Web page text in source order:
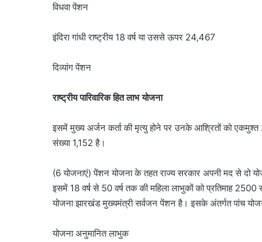
विधवा पेंशन
इंदिरा गांधी राष्ट्रीय 18 वर्ष या उससे ऊपर 24,467
दिव्यांग पेंशन
राष्ट्रीय पारिवारिक हित लाभ योजना
इसमें मुख्य अर्जन कर्ता की मृत्यु होने पर उनके आश्रितों को
संख्या 1,152 है।
(6 योजनाएं) पेंशन योजना के तहत राज्य सरकार अपनी मद से दो
इसमें 18 वर्ष से 50 वर्ष तक की महिला लाभुकों को प्रतिमाह
योजना झारखंड मुख्यमंत्री सर्वजन पेंशन है। इसके अंतर्गत पांच
योजना अनुमानित लाभुक